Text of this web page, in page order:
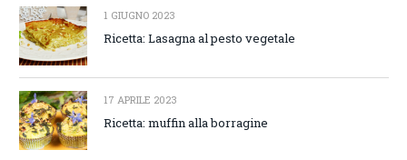
1 GIUGNO 2023
Ricetta: Lasagna al pesto vegetale
17 APRILE 2023
Ricetta: muffin alla borragine